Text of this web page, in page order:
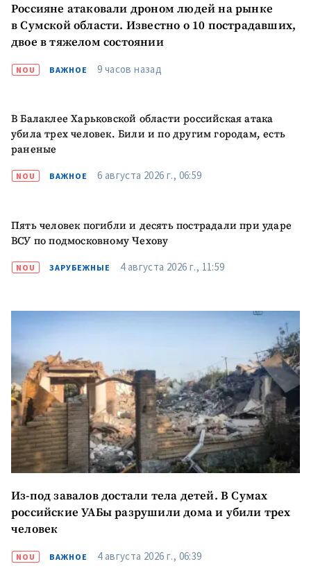
Россияне атаковали дроном людей на рынке
в Сумской области. Известно о 10 пострадавших,
двое в тяжелом состоянии
NOU ВАЖНОЕ 9 часов назад
В Балаклее Харьковской области российская атака
убила трех человек. Били и по другим городам, есть
раненые
NOU ВАЖНОЕ 6 августа 2026 г., 06:59
Пять человек погибли и десять пострадали при ударе
ВСУ по подмосковному Чехову
NOU ЗАРУБЕЖНЫЕ 4 августа 2026 г., 11:59
Из-под завалов достали тела детей. В Сумах
российские УАБы разрушили дома и убили трех
человек
NOU ВАЖНОЕ 4 августа 2026 г., 06:39